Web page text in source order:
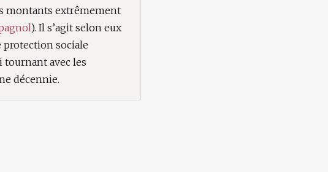
montants extrêmement
). Il s’agit selon eux
protection sociale
tournant avec les
décennie.